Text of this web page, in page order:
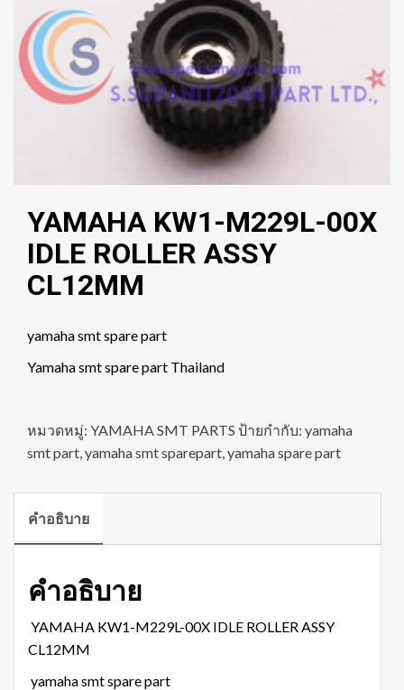
YAMAHA KW1-M229L-00X
IDLE ROLLER ASSY
CL12MM
yamaha smt spare part
Yamaha smt spare part Thailand
หมวดหมู่: YAMAHA SMT PARTS ป้ายกำกับ: yamaha
smt part,yamaha smt sparepart,yamaha spare part
คำอธิบาย
คำอธิบาย
YAMAHA KW1-M229L-00X IDLE ROLLER ASSY
CL12MM
yamaha smt spare part